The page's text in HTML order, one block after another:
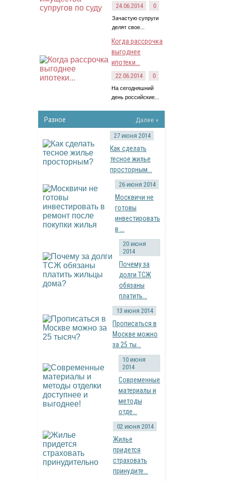
24.06.2014 0
Зачастую супруги
делят свое...
Когда рассрочка
выгоднее
ипотеки...
22.06.2014 0
На сегодняшний
день российские...
Разное Далее »
27 июня 2014
Как сделать
тесное жилье
просторным...
26 июня 2014
Москвичи не
готовы
инвестировать
в ...
20 июня
2014
Почему за
долги ТСЖ
обязаны
платить...
13 июня 2014
Прописаться в
Москве можно
за 25 ты...
10 июня
2014
Современные
материалы и
методы
отде...
02 июня 2014
Жилье
придется
страховать
принудите...